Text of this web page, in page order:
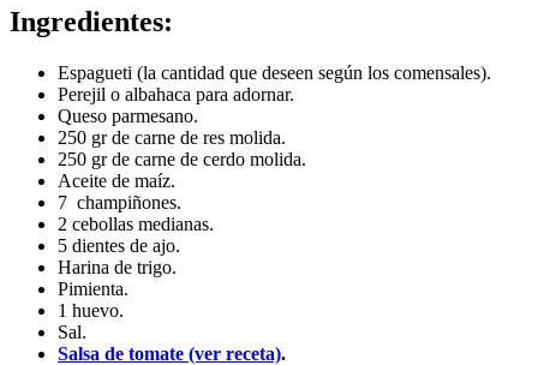
Ingredientes:
Espagueti (la cantidad que deseen según los comensales).
Perejil o albahaca para adornar.
Queso parmesano.
250 gr de carne de res molida.
250 gr de carne de cerdo molida.
Aceite de maíz.
7 champiñones.
2 cebollas medianas.
5 dientes de ajo.
Harina de trigo.
Pimienta.
1 huevo.
Sal.
Salsa de tomate (ver receta).